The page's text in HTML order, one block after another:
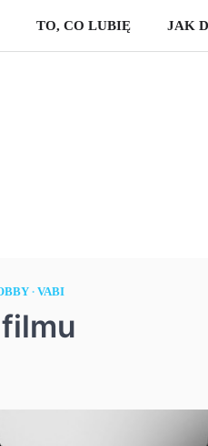
TO, CO LUBIĘ JAK
VABI